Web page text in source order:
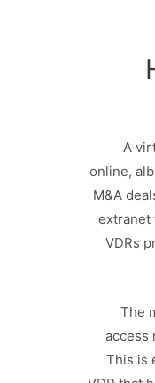
A
online,
M&A
extranet
VDRs
The
access
This is